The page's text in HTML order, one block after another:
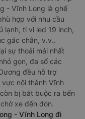
- Vĩnh Long là ghế
hợp với nhu cầu
lạnh, ti vi led 19 inch,
gác chân, v.v..
sự thoải mái nhất
gọn, đa số các
đều hỗ trợ
nội thành Vĩnh
bị bắt buộc ra bến
xe đến đón.
- Vĩnh Long đi